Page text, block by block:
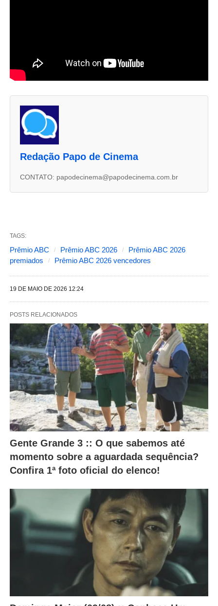
a
s
s
e
g
u
e
s
a
l
t
e
r
m
c
o
o
Redação Papo de Cinema
CONTATO: papodecinema@papodecinema.com.br
TAGS:
Prêmio ABC Prêmio ABC 2026
Prêmio ABC 2026
premiados
Prêmio ABC 2026 vencedores
19 DE MAIO DE 2026 12:24
POSTS RELACIONADOS
Gente Grande 3 :: O que sabemos até
momento sobre a aguardada sequência?
Confira 1ª foto oficial do elenco!